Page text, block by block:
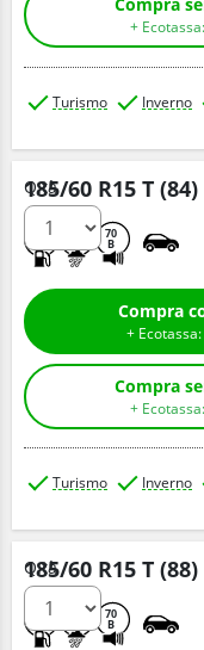
Turismo Inverno
185/60 R15 T (84)
70
B
Q.tà
Turismo Inverno
185/60 R15 T (88)
70
B
Q.tà